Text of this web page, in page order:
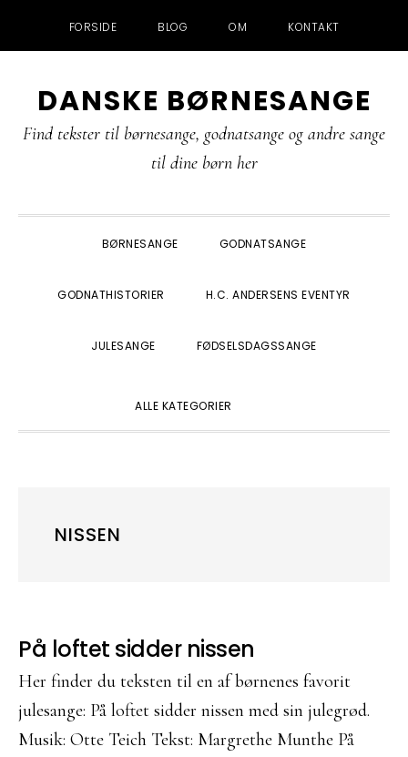
FORSIDE BLOG OM KONTAKT
direkte
til
indhold
direkte
til
direkte
til
DANSKE BØRNESANGE
Find tekster til børnesange, godnatsange og andre sange
til dine børn her
BØRNESANGE GODNATSANGE
GODNATHISTORIER H.C. ANDERSENS EVENTYR
JULESANGE FØDSELSDAGSSANGE
ALLE KATEGORIER
NISSEN
På loftet sidder nissen
Her finder du teksten til en af børnenes favorit
julesange: På loftet sidder nissen med sin julegrød.
Musik: Otte Teich Tekst: Margrethe Munthe På